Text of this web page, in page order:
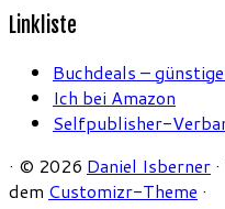
Linkliste
Buchdeals –
Ich bei Amazon
Selfpublisher-
· © 2026 Daniel Isberner ·
dem Customizr-Theme ·